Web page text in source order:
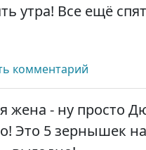
утра! Все ещё
комментарий
жена - ну просто
Это 5 зернышек